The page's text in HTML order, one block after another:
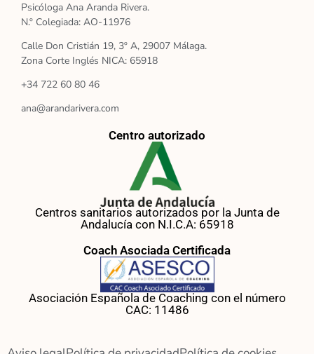
Psicóloga Ana Aranda Rivera.
N.º Colegiada: AO-11976
Calle Don Cristián 19, 3º A, 29007 Málaga.
Zona Corte Inglés NICA: 65918
+34 722 60 80 46
ana@arandarivera.com
Centro autorizado
Centros sanitarios autorizados por la Junta de
Andalucía con N.I.C.A: 65918
Coach Asociada Certificada
Asociación Española de Coaching con el número
CAC: 11486